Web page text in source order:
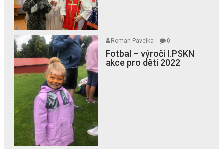
Roman Pavelka 0
Fotbal – výročí I.PSKN
akce pro děti 2022